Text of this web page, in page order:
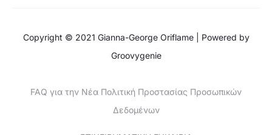
Copyright © 2021 Gianna-George Oriflame | Powered by
Groovygenie
FAQ για την Νέα Πολιτική Προστασίας Προσωπικών
Δεδομένων